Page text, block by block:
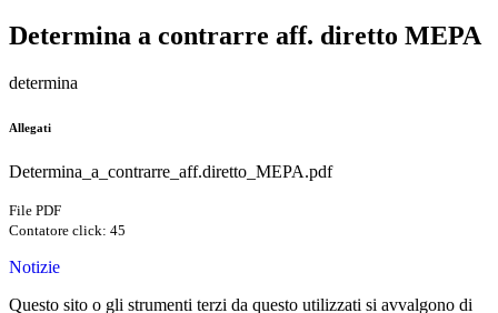
Determina a contrarre aff. diretto MEPA
determina
Allegati
Determina_a_contrarre_aff.diretto_MEPA.pdf
File PDF
Contatore click: 45
Notizie
Questo sito o gli strumenti terzi da questo utilizzati si avvalgono di